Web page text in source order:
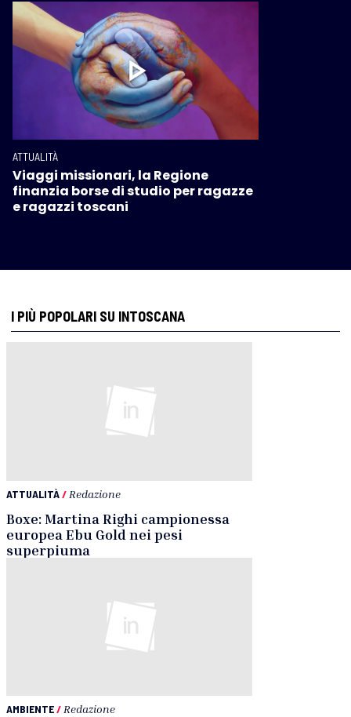
ATTUALITÀ
Viaggi missionari, la Regione
finanzia borse di studio per ragazze
e ragazzi toscani
I PIÙ POPOLARI SU INTOSCANA
ATTUALITÀ/ Redazione
Boxe: Martina Righi campionessa
europea Ebu Gold nei pesi
superpiuma
AMBIENTE/ Redazione